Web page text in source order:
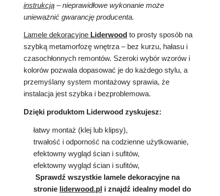
instrukcją – nieprawidłowe wykonanie może
unieważnić gwarancję producenta.
Lamele dekoracyjne Liderwood to prosty sposób na
szybką metamorfozę wnętrza – bez kurzu, hałasu i
czasochłonnych remontów. Szeroki wybór wzorów i
kolorów pozwala dopasować je do każdego stylu, a
przemyślany system montażowy sprawia, że
instalacja jest szybka i bezproblemowa.
Dzięki produktom Liderwood zyskujesz:
łatwy montaż (klej lub klipsy),
trwałość i odporność na codzienne użytkowanie,
efektowny wygląd ścian i sufitów,
efektowny wygląd ścian i sufitów,
Sprawdź wszystkie lamele dekoracyjne na
stronie liderwood.pl i znajdź idealny model do